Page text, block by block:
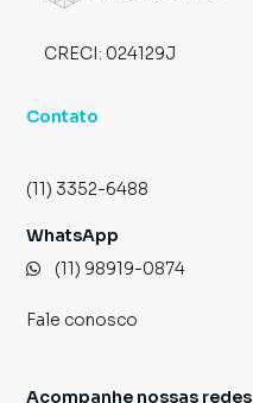
CRECI: 024129J
Contato
(11) 3352-6488
WhatsApp
(11) 98919-0874
Fale conosco
Acompanhe nossas redes